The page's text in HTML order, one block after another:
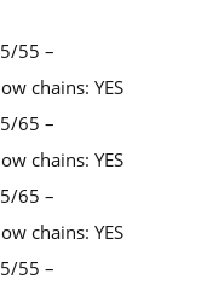
55 –
chains: YES
65 –
chains: YES
65 –
chains: YES
55 –